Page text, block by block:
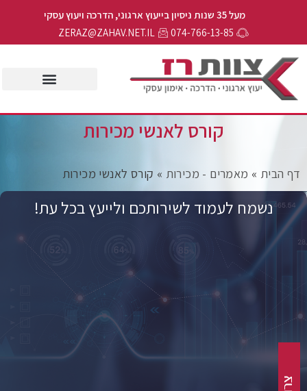
מעל 35 שנות ניסיון בייעוץ ארגוני, הדרכה ויעוץ עסקי
074-766-13-85
ZERAZ@ZAHAV.NET.IL
קורס לאנשי מכירות
דף הבית»מאמרים - מכירות»קורס לאנשי מכירות
נשמח לעמוד לשירותכם ולייעץ בכל עת!